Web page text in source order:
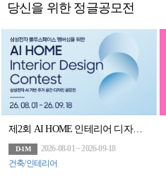
당신을 위한 정글공모전
제2회 AI HOME 인테리어 디자인 컨테스트
D-1M
2026-08-01 ~ 2026-09-18
건축/인테리어